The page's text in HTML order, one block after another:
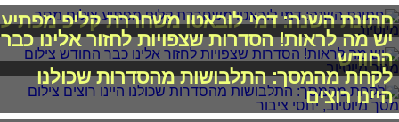
חתונת השנה: דמי לובאטו משחררת קליפ מפתיע
יש מה לראות! הסדרות שצפויות לחזור אלינו כבר
החודש
לקחת מהמסך: התלבושות מהסדרות שכולנו
היינו רוצים